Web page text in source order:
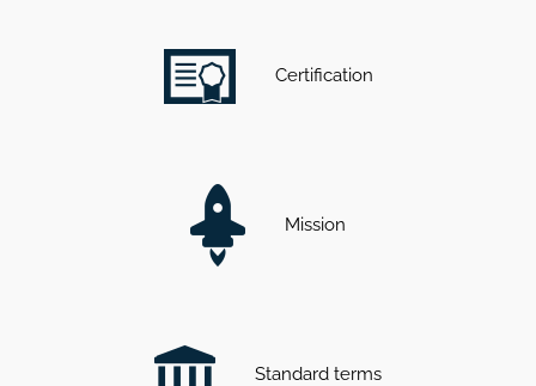
Certification
Mission
Standard terms